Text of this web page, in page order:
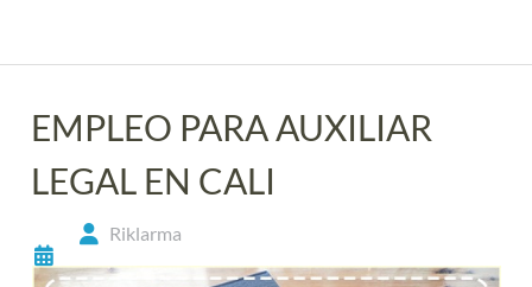
EMPLEO PARA AUXILIAR
LEGAL EN CALI
Riklarma